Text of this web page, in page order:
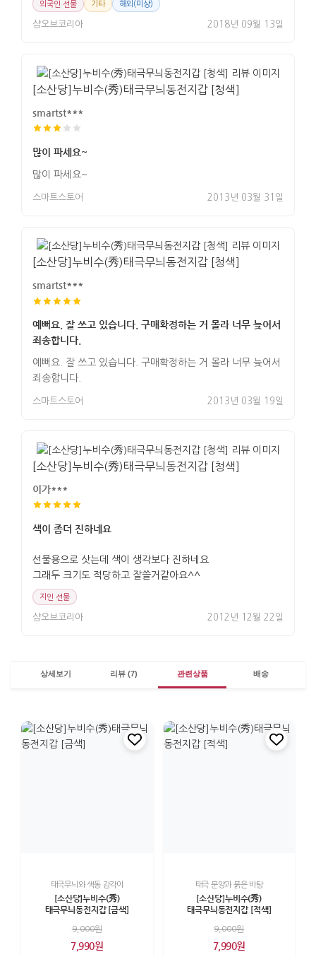
외국인 선물 기타 해외(미상)
샵오브코리아 2018년 09월 13일
[소산당]누비수(秀)태극무늬동전지갑 [청색]
smartst***
많이 파세요~
많이 파세요~
스마트스토어 2013년 03월 31일
[소산당]누비수(秀)태극무늬동전지갑 [청색]
smartst***
예뻐요. 잘 쓰고 있습니다. 구매확정하는 거 몰라 너무 늦어서
죄송합니다.
예뻐요. 잘 쓰고 있습니다. 구매확정하는 거 몰라 너무 늦어서
죄송합니다.
스마트스토어 2013년 03월 19일
[소산당]누비수(秀)태극무늬동전지갑 [청색]
이가***
색이 좀더 진하네요
선물용으로 삿는데 색이 생각보다 진하네요
그래두 크기도 적당하고 잘쓸거같아요^^
지인 선물
샵오브코리아 2012년 12월 22일
상세보기 리뷰 (7) 관련상품 배송
태극무늬와 색동 감각이
[소산당]누비수(秀)
태극무늬동전지갑 [금색]
9,000원
7,990원
태극 문양과 붉은 바탕
[소산당]누비수(秀)
태극무늬동전지갑 [적색]
9,000원
7,990원